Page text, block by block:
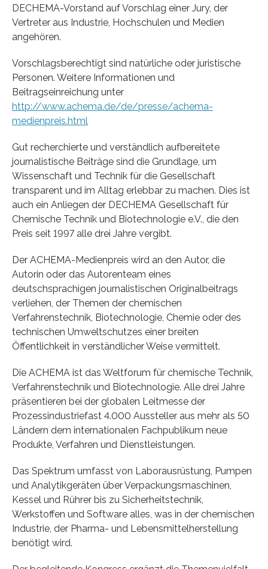
DECHEMA-Vorstand auf Vorschlag einer Jury, der
Vertreter aus Industrie, Hochschulen und Medien
angehören.
Vorschlagsberechtigt sind natürliche oder juristische
Personen. Weitere Informationen und
Beitragseinreichung unter
http://www.achema.de/de/presse/achema-
medienpreis.html
Gut recherchierte und verständlich aufbereitete
journalistische Beiträge sind die Grundlage, um
Wissenschaft und Technik für die Gesellschaft
transparent und im Alltag erlebbar zu machen. Dies ist
auch ein Anliegen der DECHEMA Gesellschaft für
Chemische Technik und Biotechnologie e.V., die den
Preis seit 1997 alle drei Jahre vergibt.
Der ACHEMA-Medienpreis wird an den Autor, die
Autorin oder das Autorenteam eines
deutschsprachigen journalistischen Originalbeitrags
verliehen, der Themen der chemischen
Verfahrenstechnik, Biotechnologie, Chemie oder des
technischen Umweltschutzes einer breiten
Öffentlichkeit in verständlicher Weise vermittelt.
Die ACHEMA ist das Weltforum für chemische Technik,
Verfahrenstechnik und Biotechnologie. Alle drei Jahre
präsentieren bei der globalen Leitmesse der
Prozessindustriefast 4.000 Aussteller aus mehr als 50
Ländern dem internationalen Fachpublikum neue
Produkte, Verfahren und Dienstleistungen.
Das Spektrum umfasst von Laborausrüstung, Pumpen
und Analytikgeräten über Verpackungsmaschinen,
Kessel und Rührer bis zu Sicherheitstechnik,
Werkstoffen und Software alles, was in der chemischen
Industrie, der Pharma- und Lebensmittelherstellung
benötigt wird.